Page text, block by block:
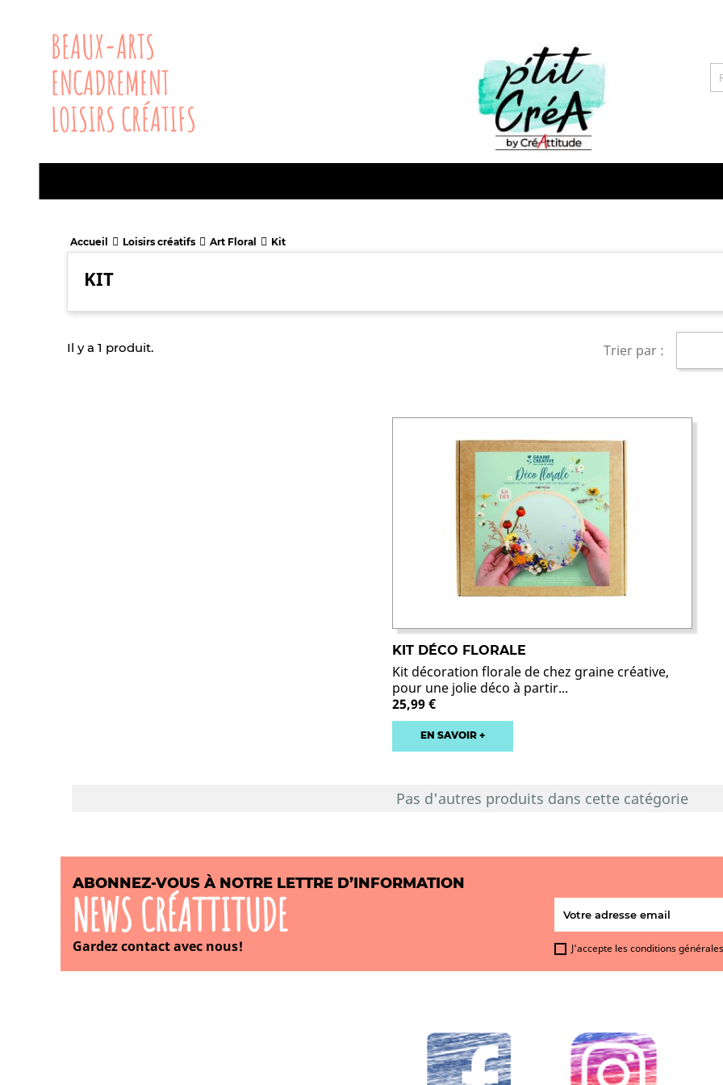
BEAUX-ARTS
ENCADREMENT
LOISIRS CRÉATIFS
Accueil Loisirs créatifs Art Floral Kit
KIT
Il y a 1 produit. Trier par :
KIT DÉCO FLORALE
Kit décoration florale de chez graine créative,
pour une jolie déco à partir...
25,99 €
EN SAVOIR +
Pas d'autres produits dans cette catégorie
ABONNEZ-VOUS À NOTRE LETTRE D’INFORMATION
NEWS CRÉATTITUDE
Gardez contact avec nous! J'accepte les conditions